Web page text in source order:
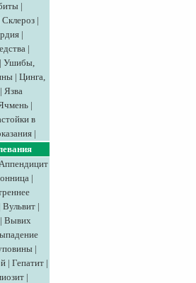
|
Склероз |
|
|
| Ушибы,
| Цинга,
| Язва
|
в
|
|
Вульвит |
| Вывих
|
| Гепатит |
|